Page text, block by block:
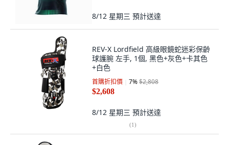
8/12 星期三 預計送達
REV-X Lordfield 高級眼鏡蛇迷彩保齡
球護腕 左手, 1個, 黑色+灰色+卡其色
+白色
首購折扣價 7%$2,808
$2,608
8/12 星期三 預計送達
(1)